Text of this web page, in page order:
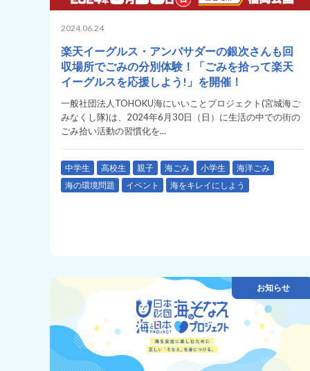
2024.06.24
楽天イーグルス・アンバサダーの銀次さんも回
収場所でごみの分別体験！「ごみを拾って楽天
イーグルスを応援しよう!」を開催！
一般社団法人TOHOKU海にいいことプロジェクト(宮城海ご
みなくし隊)は、2024年6月30日（日）に生活の中での街の
ごみ拾い活動の習慣化を...
中学生 高校生 親子 海ごみ 小学生
海洋ごみ
海の環境問題
イベント 海をキレイにしよう
お知らせ